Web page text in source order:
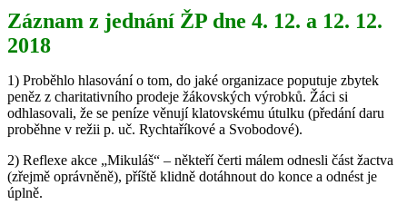
Záznam z jednání ŽP dne 4. 12. a 12. 12.
2018
1) Proběhlo hlasování o tom, do jaké organizace poputuje zbytek
peněz z charitativního prodeje žákovských výrobků. Žáci si
odhlasovali, že se peníze věnují klatovskému útulku (předání daru
proběhne v režii p. uč. Rychtaříkové a Svobodové).
2) Reflexe akce „Mikuláš“ – někteří čerti málem odnesli část žactva
(zřejmě oprávněně), příště klidně dotáhnout do konce a odnést je
úplně.